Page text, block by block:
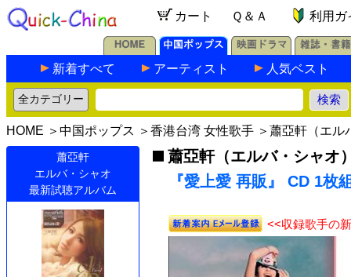
カート Ｑ＆Ａ 利用ガ
新着すべて アーティスト 人気ベスト
HOME ＞ 中国ポップス ＞ 香港台湾 女性歌手 ＞ 蕭亞軒（エル
蕭亞軒
エルバ・シャオ
最新試聴アルバム
蕭亞軒（エルバ・シャオ
『愛上愛 再販』 CD 1枚
<<収録歌手の